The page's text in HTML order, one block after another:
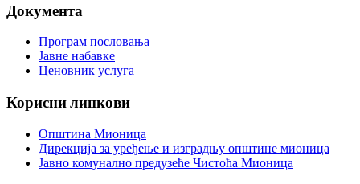
Документа
Програм пословања
Јавне набавке
Ценовник услуга
Корисни линкови
Општина Мионица
Дирекција за уређење и изградњу општине мионица
Јавно комунално предузеће Чистоћа Мионица